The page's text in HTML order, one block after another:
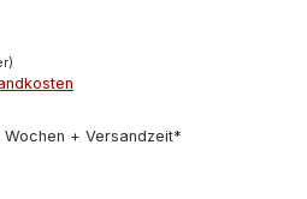
+ Versandzeit*